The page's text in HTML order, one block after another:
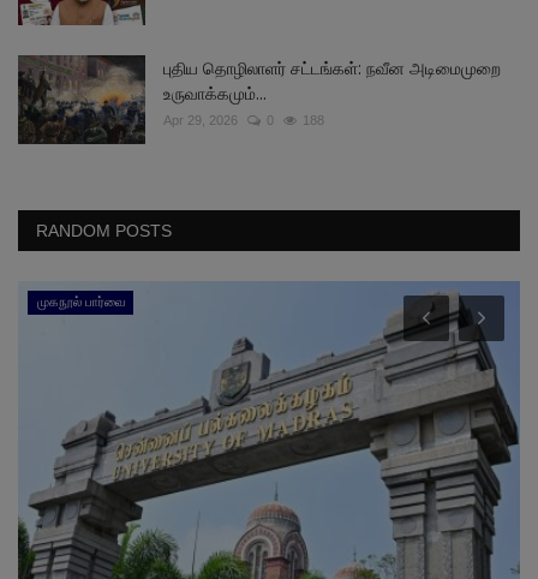
புதிய தொழிலாளர் சட்டங்கள்: நவீன அடிமைமுறை
உருவாக்கமும்...
Apr 29, 2026 0 188
RANDOM POSTS
முகநூல் பார்வை